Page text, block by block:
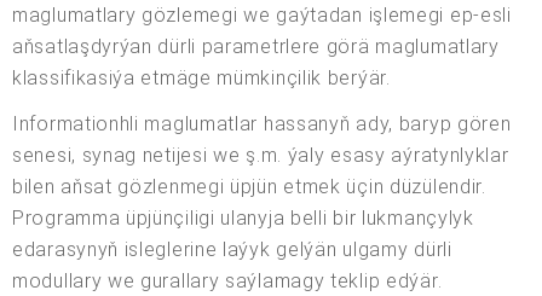
maglumatlary gözlemegi we gaýtadan işlemegi ep-esli
aňsatlaşdyrýan dürli parametrlere görä maglumatlary
klassifikasiýa etmäge mümkinçilik berýär.
Informationhli maglumatlar hassanyň ady, baryp gören
senesi, synag netijesi we ş.m. ýaly esasy aýratynlyklar
bilen aňsat gözlenmegi üpjün etmek üçin düzülendir.
Programma üpjünçiligi ulanyja belli bir lukmançylyk
edarasynyň isleglerine laýyk gelýän ulgamy dürli
modullary we gurallary saýlamagy teklip edýär.